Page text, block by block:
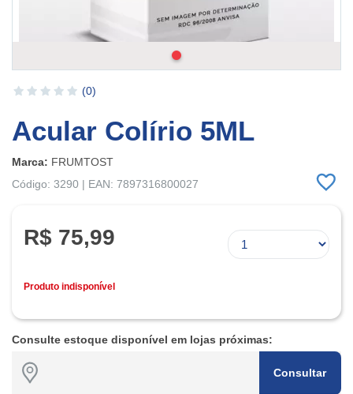
(0)
Acular Colírio 5ML
Marca: FRUMTOST
Código: 3290 | EAN: 7897316800027
R$ 75,99
Produto indisponível
Consulte estoque disponível em lojas próximas:
Consultar